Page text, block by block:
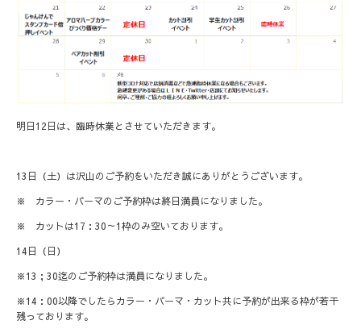
明日12日は、臨時休業とさせていただきます。
13日（土）は沢山のご予約をいただき誠にありがとうございます。
※ カラー・パーマのご予約枠は終日満員になりました。
※ カットは17：30～1枠のみ空いております。
14日（日）
※13；30迄のご予約枠は満員になりました。
※14：00以降でしたらカラー・パーマ・カット共に予約が出来る枠が若干
残っております。